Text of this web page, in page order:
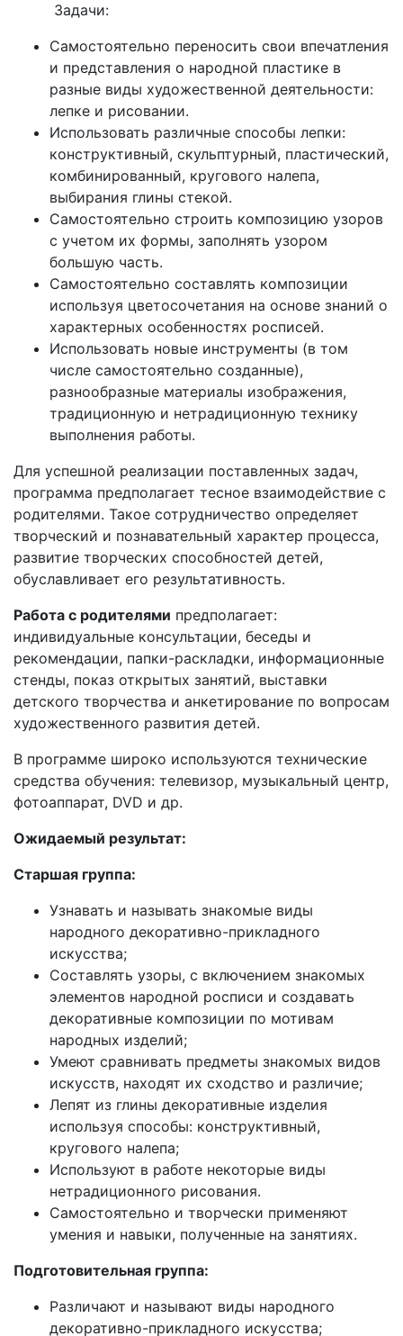
Задачи:
Самостоятельно переносить свои впечатления
и представления о народной пластике в
разные виды художественной деятельности:
лепке и рисовании.
Использовать различные способы лепки:
конструктивный, скульптурный, пластический,
комбинированный, кругового налепа,
выбирания глины стекой.
Самостоятельно строить композицию узоров
с учетом их формы, заполнять узором
большую часть.
Самостоятельно составлять композиции
используя цветосочетания на основе знаний о
характерных особенностях росписей.
Использовать новые инструменты (в том
числе самостоятельно созданные),
разнообразные материалы изображения,
традиционную и нетрадиционную технику
выполнения работы.
Для успешной реализации поставленных задач,
программа предполагает тесное взаимодействие с
родителями. Такое сотрудничество определяет
творческий и познавательный характер процесса,
развитие творческих способностей детей,
обуславливает его результативность.
Работа с родителями предполагает:
индивидуальные консультации, беседы и
рекомендации, папки-раскладки, информационные
стенды, показ открытых занятий, выставки
детского творчества и анкетирование по вопросам
художественного развития детей.
В программе широко используются технические
средства обучения: телевизор, музыкальный центр,
фотоаппарат, DVD и др.
Ожидаемый результат:
Старшая группа:
Узнавать и называть знакомые виды
народного декоративно-прикладного
искусства;
Составлять узоры, с включением знакомых
элементов народной росписи и создавать
декоративные композиции по мотивам
народных изделий;
Умеют сравнивать предметы знакомых видов
искусств, находят их сходство и различие;
Лепят из глины декоративные изделия
используя способы: конструктивный,
кругового налепа;
Используют в работе некоторые виды
нетрадиционного рисования.
Самостоятельно и творчески применяют
умения и навыки, полученные на занятиях.
Подготовительная группа:
Различают и называют виды народного
декоративно-прикладного искусства;